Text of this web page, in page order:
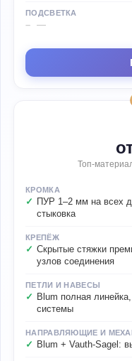
ПОДСВЕТКА
—
Топ-
КРОМКА
ПУР 1–2 мм на всех
стыковка
КРЕПЁЖ
Скрытые стяжки
узлов соединения
ПЕТЛИ И НАВЕСЫ
Blum полная
системы
НАПРАВЛЯЮЩИЕ И
Blum + Vauth-Sagel: